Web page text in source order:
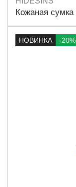
Размеры
Кожаная сумка
НОВИНКА -20%